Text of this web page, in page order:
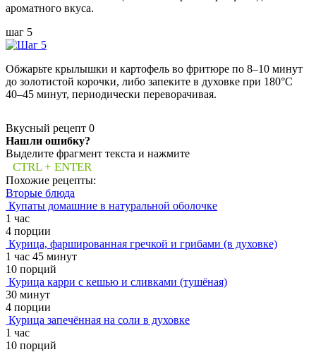
ароматного вкуса.
шаг 5
Обжарьте крылышки и картофель во фритюре по 8–10 минут
до золотистой корочки, либо запеките в духовке при 180°C
40–45 минут, периодически переворачивая.
Вкусный рецепт 0
Нашли ошибку?
Выделите фрагмент текста и нажмите
CTRL + ENTER
Похожие рецепты:
Вторые блюда
Купаты домашние в натуральной оболочке
1 час
4 порции
Курица, фаршированная гречкой и грибами (в духовке)
1 час 45 минут
10 порций
Курица карри с кешью и сливками (тушёная)
30 минут
4 порции
Курица запечённая на соли в духовке
1 час
10 порций